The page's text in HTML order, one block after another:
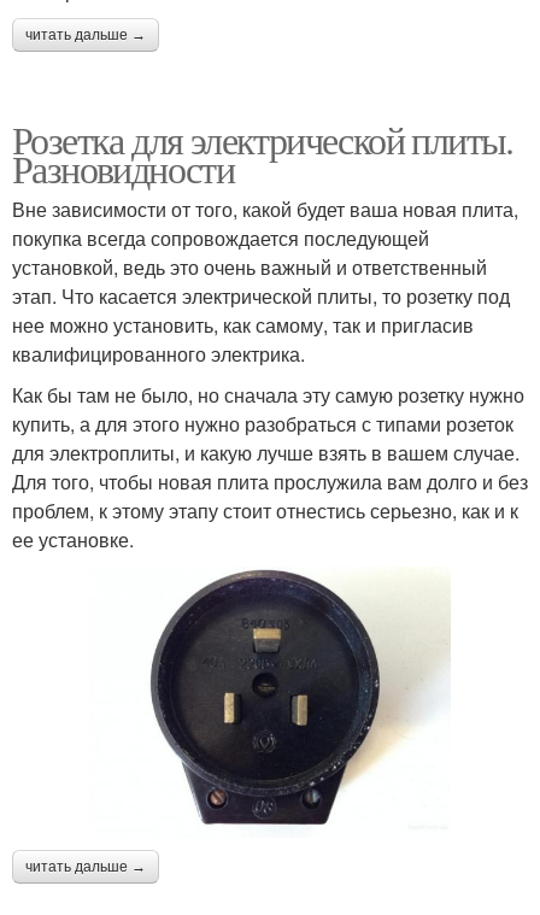
читать дальше →
Розетка для электрической плиты.
Разновидности
Вне зависимости от того, какой будет ваша новая плита,
покупка всегда сопровождается последующей
установкой, ведь это очень важный и ответственный
этап. Что касается электрической плиты, то розетку под
нее можно установить, как самому, так и пригласив
квалифицированного электрика.
Как бы там не было, но сначала эту самую розетку нужно
купить, а для этого нужно разобраться с типами розеток
для электроплиты, и какую лучше взять в вашем случае.
Для того, чтобы новая плита прослужила вам долго и без
проблем, к этому этапу стоит отнестись серьезно, как и к
ее установке.
читать дальше →